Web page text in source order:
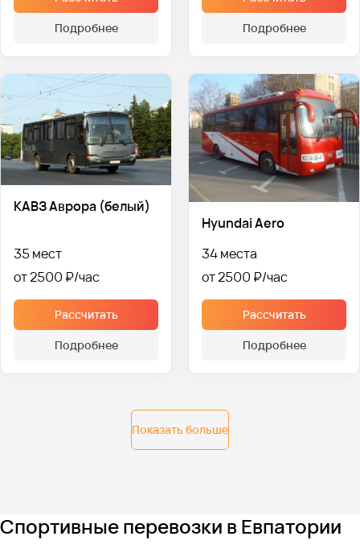
Подробнее
Подробнее
КАВЗ Аврора (белый)
35 мест
от 2500 ₽
Рассчитать
Подробнее
Hyundai Aero
34 места
от 2500 ₽
Рассчитать
Подробнее
Показать больше
Спортивные перевозки в Евпатории